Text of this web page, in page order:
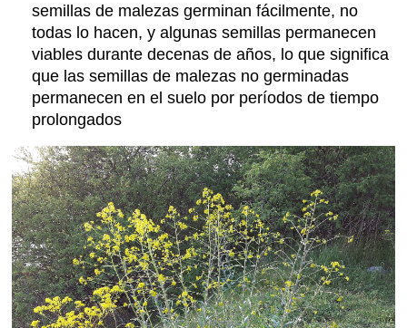
semillas de malezas germinan fácilmente, no
todas lo hacen, y algunas semillas permanecen
viables durante decenas de años, lo que significa
que las semillas de malezas no germinadas
permanecen en el suelo por períodos de tiempo
prolongados